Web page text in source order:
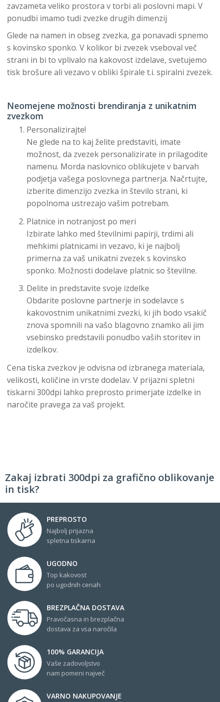
zavzameta veliko prostora v torbi ali poslovni mapi. V
ponudbi imamo tudi zvezke drugih dimenzij
Glede na namen in obseg zvezka, ga ponavadi spnemo
s kovinsko sponko. V kolikor bi zvezek vseboval več
strani in bi to vplivalo na kakovost izdelave, svetujemo
tisk brošure ali vezavo v obliki špirale t.i. spiralni zvezek.
Neomejene možnosti brendiranja z unikatnim
zvezkom
Personalizirajte!
Ne glede na to kaj želite predstaviti, imate
možnost, da zvezek personalizirate in prilagodite
namenu. Morda naslovnico oblikujete v barvah
podjetja vašega poslovnega partnerja. Načrtujte,
izberite dimenzijo zvezka in število strani, ki
popolnoma ustrezajo vašim potrebam.
Platnice in notranjost po meri
Izbirate lahko med številnimi papirji, trdimi ali
mehkimi platnicami in vezavo, ki je najbolj
primerna za vaš unikatni zvezek s kovinsko
sponko. Možnosti dodelave platnic so številne.
Delite in predstavite svoje izdelke
Obdarite poslovne partnerje in sodelavce s
kakovostnim unikatnimi zvezki, ki jih bodo vsakič
znova spomnili na vašo blagovno znamko ali jim
vsebinsko predstavili ponudbo vaših storitev in
izdelkov.
Cena tiska zvezkov je odvisna od izbranega materiala,
velikosti, količine in vrste dodelav. V prijazni spletni
tiskarni 300dpi lahko preprosto primerjate izdelke in
naročite pravega za vaš projekt.
Zakaj izbrati 300dpi za grafično oblikovanje
in tisk?
PREPROSTO
Najbolj prijazna
spletna tiskarna
UGODNO
Top kakovost
po ugodnih cenah
BREZPLAČNA DOSTAVA
Pravočasna in brezplačna
dostava za vsa naročila
100% GARANCIJA
Vaše zadovoljstvo
nam pomeni največ
VARNO NAKUPOVANJE